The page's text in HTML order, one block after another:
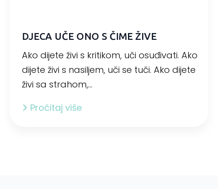
DJECA UČE ONO S ČIME ŽIVE
Ako dijete živi s kritikom, uči osuđivati. Ako
dijete živi s nasiljem, uči se tuči. Ako dijete
živi sa strahom,…
Pročitaj više